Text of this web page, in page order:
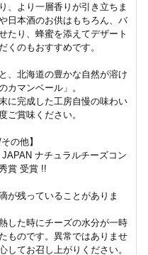
、より一層香りが引き立ちま
日本酒のお供はもちろん、バ
たり、蜂蜜を添えてデザート
くのもおすすめです。
、北海道の豊かな自然が溶け
カマンベール」。
に完成した工房自慢の味わい
ご賞味ください。
の他】
ナチュラルチーズコン
賞 受賞 !!
が残っていることがありま
した時にチーズの水分が一時
ものです。異常ではありませ
してお召し上がりください。